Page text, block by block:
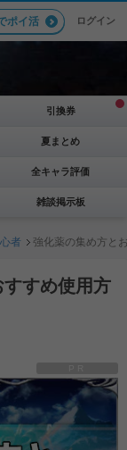
ポイ活 ログイン
引換券
夏まとめ
全キャラ評価
雑談掲示板
者 強化薬の集め方と
すすめ使用方